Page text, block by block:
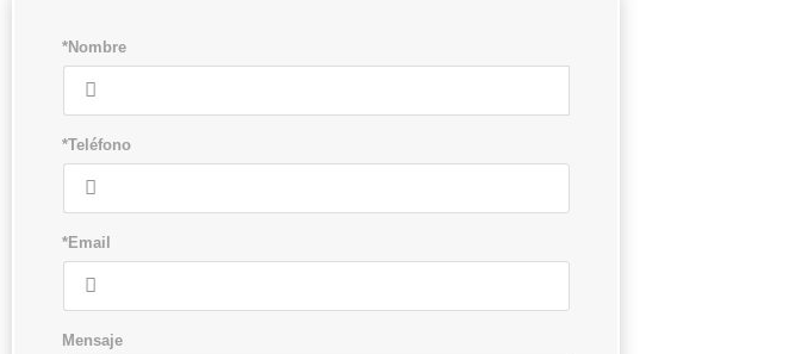
*Nombre
*Teléfono
*Email
Mensaje